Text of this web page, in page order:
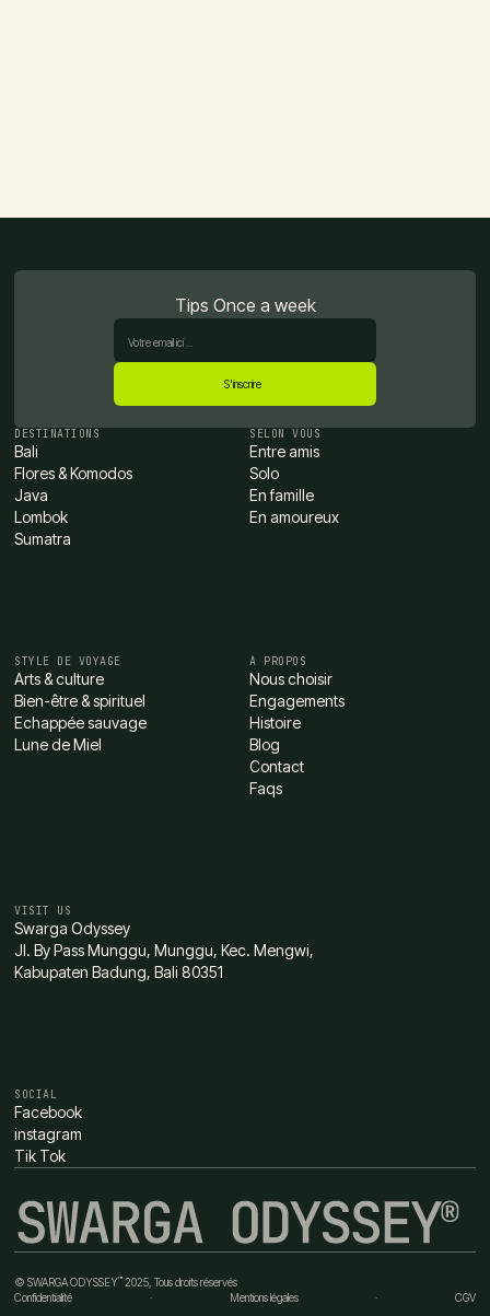
Tips Once a week
DESTINATIONS
Bali
Flores & Komodos
Java
Lombok
Sumatra
SELON VOUS
Entre amis
Solo
En famille
En amoureux
STYLE DE VOYAGE
Arts & culture
Bien-être & spirituel
Echappée sauvage
Lune de Miel
À PROPOS
Nous choisir
Engagements
Histoire
Blog
Contact
Faqs
VISIT US
Swarga Odyssey
Jl. By Pass Munggu, Munggu, Kec. Mengwi,
Kabupaten Badung, Bali 80351
SOCIAL
Facebook
instagram
Tik Tok
© SWARGA ODYSSEY™ 2025, Tous droits réservés
Confidentialité
· Mentions légales · CGV